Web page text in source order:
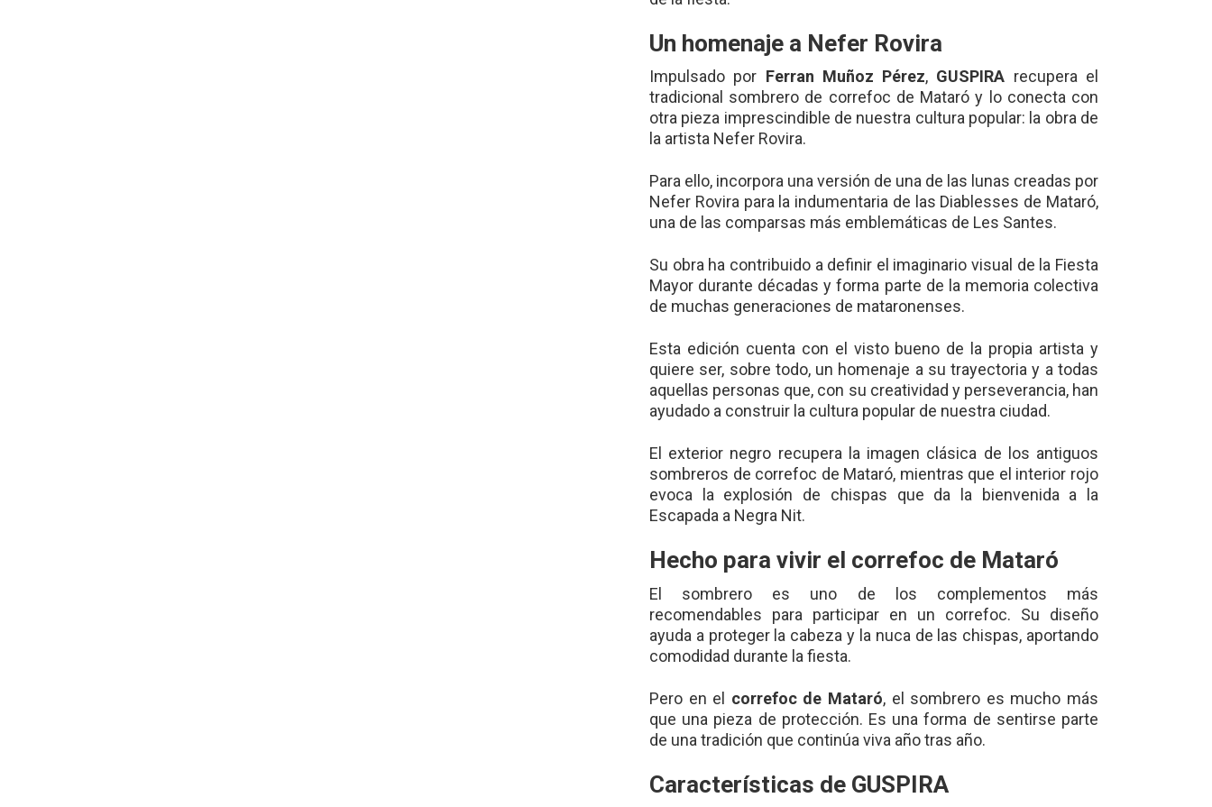
Un homenaje a Nefer Rovira
Impulsado por Ferran Muñoz Pérez, GUSPIRA recupera el
tradicional sombrero de correfoc de Mataró y lo conecta con
otra pieza imprescindible de nuestra cultura popular: la obra de
la artista Nefer Rovira.
Para ello, incorpora una versión de una de las lunas creadas por
Nefer Rovira para la indumentaria de las Diablesses de Mataró,
una de las comparsas más emblemáticas de Les Santes.
Su obra ha contribuido a definir el imaginario visual de la Fiesta
Mayor durante décadas y forma parte de la memoria colectiva
de muchas generaciones de mataronenses.
Esta edición cuenta con el visto bueno de la propia artista y
quiere ser, sobre todo, un homenaje a su trayectoria y a todas
aquellas personas que, con su creatividad y perseverancia, han
ayudado a construir la cultura popular de nuestra ciudad.
El exterior negro recupera la imagen clásica de los antiguos
sombreros de correfoc de Mataró, mientras que el interior rojo
evoca la explosión de chispas que da la bienvenida a la
Escapada a Negra Nit.
Hecho para vivir el correfoc de Mataró
El sombrero es uno de los complementos más
recomendables para participar en un correfoc. Su diseño
ayuda a proteger la cabeza y la nuca de las chispas, aportando
comodidad durante la fiesta.
Pero en el correfoc de Mataró, el sombrero es mucho más
que una pieza de protección. Es una forma de sentirse parte
de una tradición que continúa viva año tras año.
Características de GUSPIRA